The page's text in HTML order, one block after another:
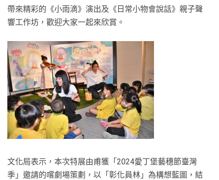
帶來精彩的《小雨滴》演出及《日常小物會說話》親子聲
響工作坊，歡迎大家一起來欣賞。
文化局表示，本次特展由甫獲「2024愛丁堡藝穗節臺灣
季」邀請的嚐劇場策劃，以「彰化員林」為構想藍圖，結